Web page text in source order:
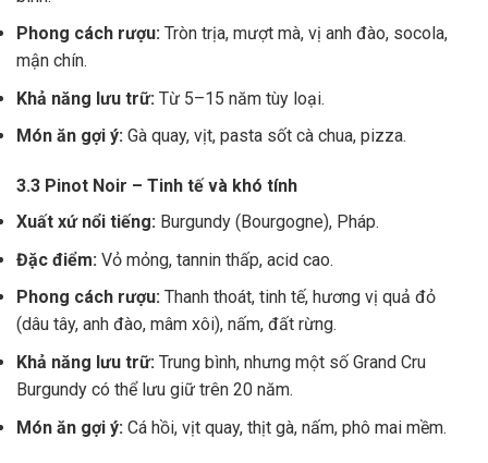
Phong cách rượu: Tròn trịa, mượt mà, vị anh đào, socola,
mận chín.
Khả năng lưu trữ: Từ 5–15 năm tùy loại.
Món ăn gợi ý: Gà quay, vịt, pasta sốt cà chua, pizza.
3.3 Pinot Noir – Tinh tế và khó tính
Xuất xứ nổi tiếng: Burgundy (Bourgogne), Pháp.
Đặc điểm: Vỏ mỏng, tannin thấp, acid cao.
Phong cách rượu: Thanh thoát, tinh tế, hương vị quả đỏ
(dâu tây, anh đào, mâm xôi), nấm, đất rừng.
Khả năng lưu trữ: Trung bình, nhưng một số Grand Cru
Burgundy có thể lưu giữ trên 20 năm.
Món ăn gợi ý: Cá hồi, vịt quay, thịt gà, nấm, phô mai mềm.